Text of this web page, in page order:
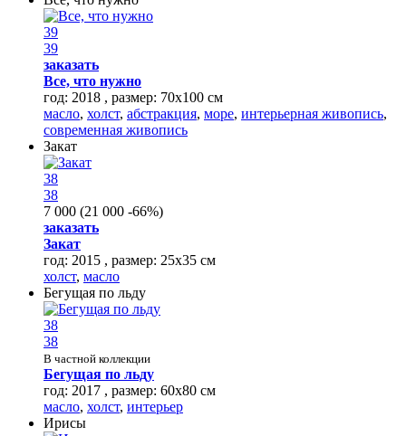
39
39
заказать
Все, что нужно
год: 2018 , размер: 70x100 см
масло, холст, абстракция, море, интерьерная живопись,
современная живопись
Закат
38
38
7 000 (21 000 -66%)
заказать
Закат
год: 2015 , размер: 25х35 см
холст, масло
Бегущая по льду
38
38
В частной коллекции
Бегущая по льду
год: 2017 , размер: 60х80 см
масло, холст, интерьер
Ирисы